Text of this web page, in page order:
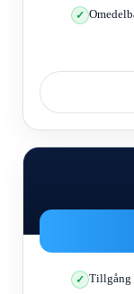
ut som däcket på
När du ser
halkrisken, och